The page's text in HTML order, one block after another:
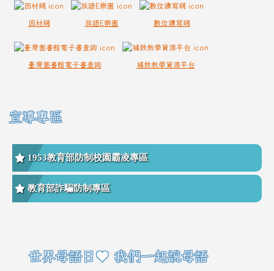
因材網 族語E樂園 數位讀寫網
臺灣圖書館電子書查詢 補救教學資源平台
宣導專區
1953教育部防制校園霸凌專區
教育部詐騙防制專區
右邊區域內容
世界母語日♥ 我們一起說母語